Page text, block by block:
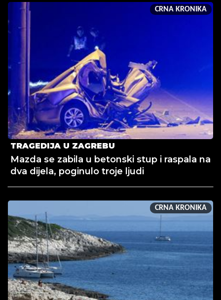
CRNA KRONIKA
TRAGEDIJA U ZAGREBU
Mazda se zabila u betonski stup i raspala na
dva dijela, poginulo troje ljudi
CRNA KRONIKA